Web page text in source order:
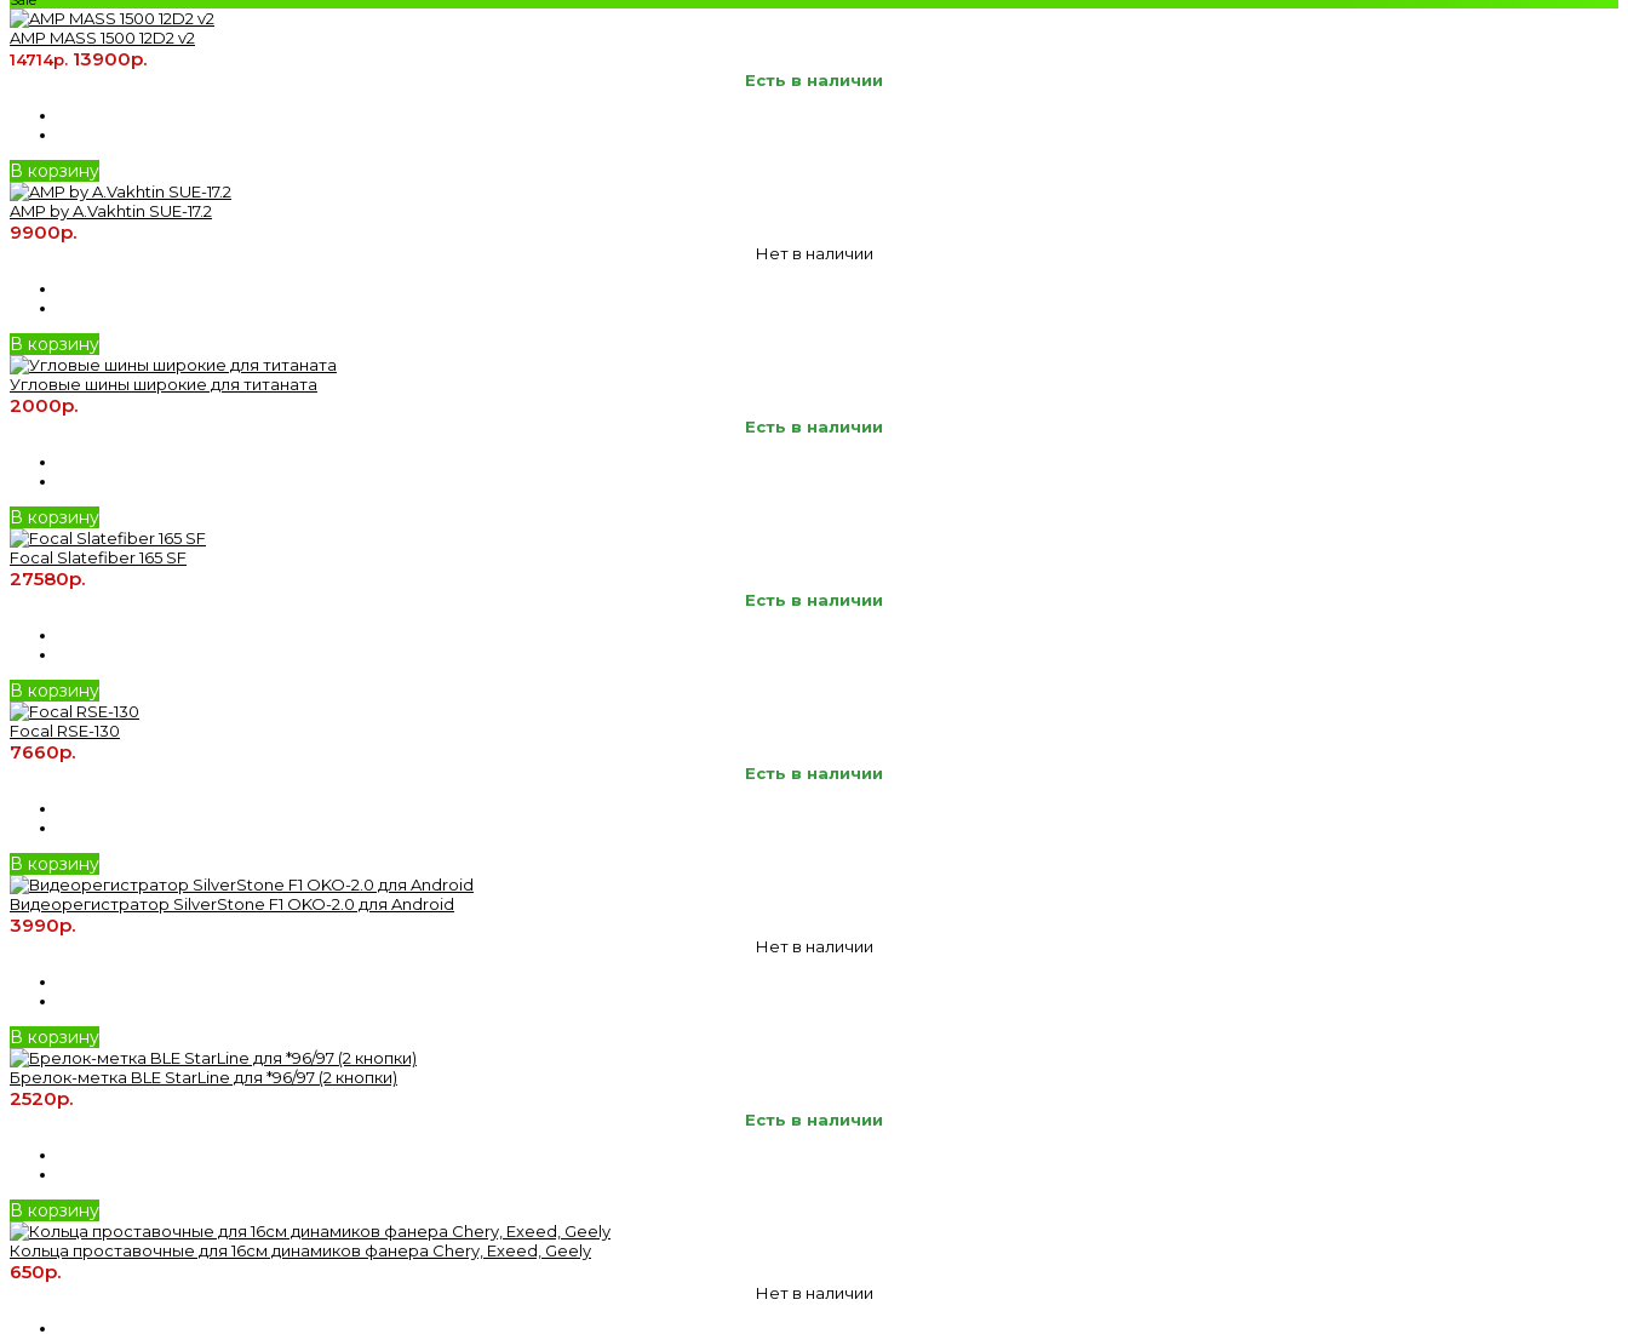
AMP MASS 1500 12D2 v2
14714р. 13900р.
Есть в наличии
В корзину
AMP by A.Vakhtin SUE-17.2
9900р.
Нет в наличии
В корзину
Угловые шины широкие для титаната
2000р.
Есть в наличии
В корзину
Focal Slatefiber 165 SF
27580р.
Есть в наличии
В корзину
Focal RSE-130
7660р.
Есть в наличии
В корзину
Видеорегистратор SilverStone F1 OKO-2.0 для Android
3990р.
Нет в наличии
В корзину
Брелок-метка BLE StarLine для *96/97 (2 кнопки)
2520р.
Есть в наличии
В корзину
Кольца проставочные для 16см динамиков фанера Chery, Exeed, Geely
650р.
Нет в наличии